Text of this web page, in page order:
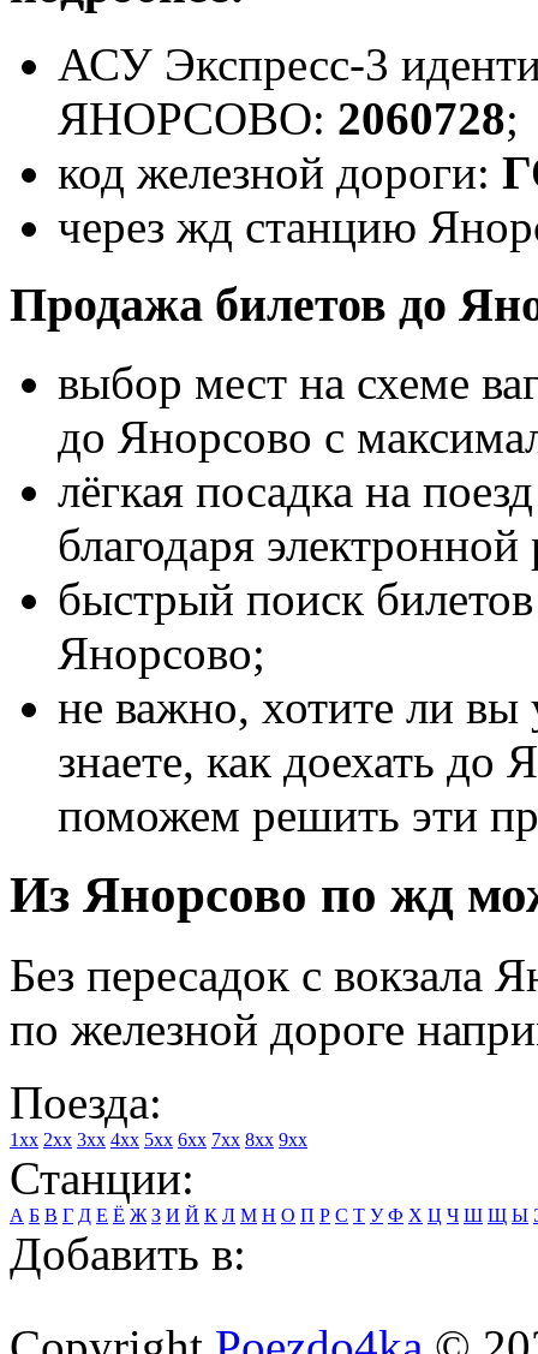
АСУ Экспресс-3
ЯНОРСОВО: 2060728;
код железной дороги:
через жд станцию
Продажа билетов до
выбор мест на схеме
до Янорсово с
лёгкая посадка на
благодаря
быстрый поиск
Янорсово;
не важно, хотите ли вы
знаете, как доехать
поможем решить эти
Из Янорсово по жд
Без пересадок с вокзала
по железной дороге
Поезда:
1xx 2xx 3xx 4xx 5xx 6xx 7xx 8xx 9xx
Станции:
А Б В Г Д Е Ё Ж З И Й К Л М Н О П Р С Т У Ф Х Ц Ч Ш Щ Ы
Добавить в: